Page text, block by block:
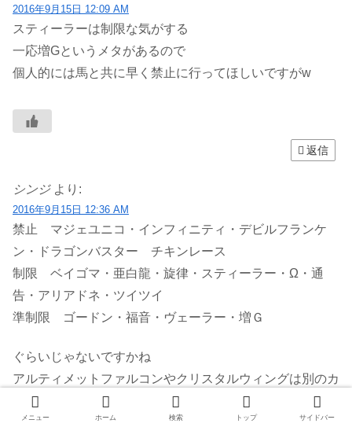
2016年9月15日 12:09 AM
スティーラーは制限な気がする
一応増Gというメタがあるので
個人的には馬と共に早く禁止に行ってほしいですがw
返信
シンジ より:
2016年9月15日 12:36 AM
禁止 マジェユニコ・インフィニティ・デビルフランケ
ン・ドラゴンバスター チキンレース
制限 ベイゴマ・亜白龍・旋律・スティーラー・Ω・通
告・アリアドネ・ツイツイ
準制限 ゴードン・福音・ヴェーラー・増Ｇ
ぐらいじゃないですかね
アルティメットファルコンやクリスタルウィングは別のカ
ードを使えば簡単に出ますけど
それでもΩ３連打やマジェ、ＡＢＣは暴れ過ぎ
メニュー ホーム 検索 トップ サイドバー